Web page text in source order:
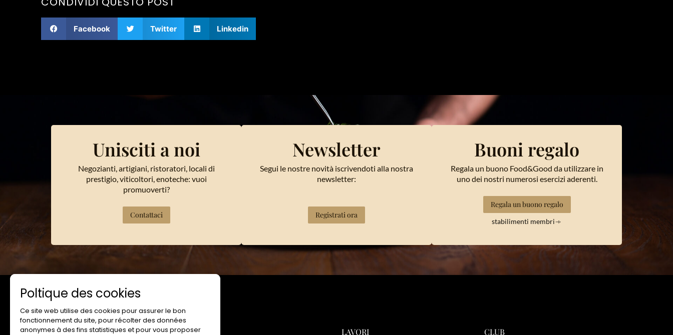
Facebook Twitter Linkedin
Unisciti a noi
Negozianti, artigiani, ristoratori, locali di
prestigio, viticoltori, enoteche: vuoi
promuoverti?
Contattaci
Newsletter
Segui le nostre novità iscrivendoti alla nostra
newsletter:
Registrati ora
Buoni regalo
Regala un buono Food&Good da utilizzare in
uno dei nostri numerosi esercizi aderenti.
Regala un buono regalo
stabilimenti membri
Contatto
SITO WEB RESA LAVORI CLUB
Poltique des cookies
Ce site web utilise des cookies pour assurer le bon
fonctionnement du site, pour récolter des données
anonymes à des fins statistiques et pour vous proposer